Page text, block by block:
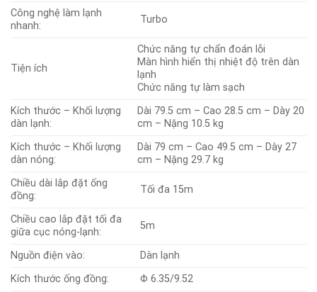
Công nghệ làm lạnh
nhanh:
Turbo
Tiện ích
Chức năng tự chẩn đoán lỗi
Màn hình hiển thị nhiệt độ trên dàn
lạnh
Chức năng tự làm sạch
Kích thước – Khối lượng
dàn lạnh:
Dài 79.5 cm – Cao 28.5 cm – Dày 20
cm – Nặng 10.5 kg
Kích thước – Khối lượng
dàn nóng:
Dài 79 cm – Cao 49.5 cm – Dày 27
cm – Nặng 29.7 kg
Chiều dài lắp đặt ống
đồng:
Tối đa 15m
Chiều cao lắp đặt tối đa
giữa cục nóng-lạnh:
5m
Nguồn điện vào:
Dàn lạnh
Kích thước ống đồng:
Φ 6.35/9.52